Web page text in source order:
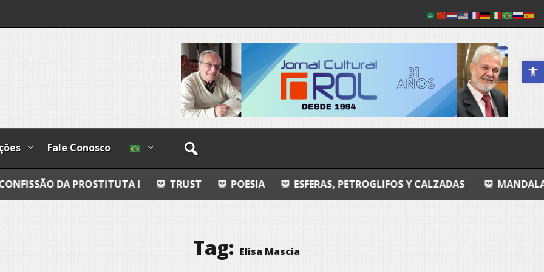
Abrir a
Fale Conosco
I TRUST POESIA ESFERAS, PETROGLIFOS Y CALZADAS MANDALA
Tag: Elisa Mascia